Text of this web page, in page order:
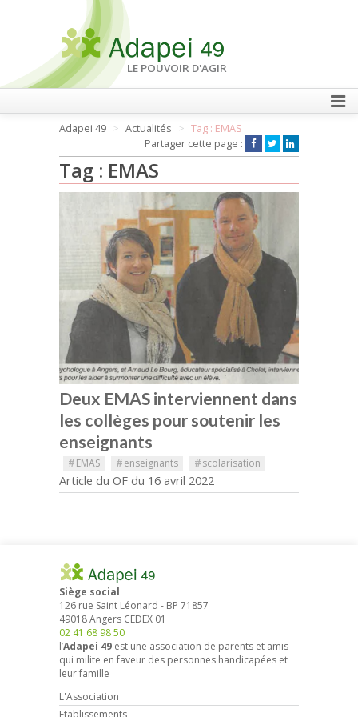
LE POUVOIR D'AGIR
FAIRE UN DON
Adapei 49 Actualités
Tag : EMAS
Partager cette page :
Tag : EMAS
Deux EMAS interviennent dans
les collèges pour soutenir les
enseignants
#EMAS #enseignants #scolarisation
Article du OF du 16 avril 2022
Siège social
126 rue Saint Léonard - BP 71857
49018Angers CEDEX 01
02 41 68 98 50
l’Adapei 49 est une association de parents et amis
qui milite en faveur des personnes handicapées et
leur famille
L'Association
Etablissements